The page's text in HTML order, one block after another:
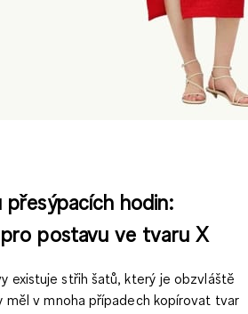
přesýpacích hodin:
postavu ve tvaru X
existuje střih šatů, který je obzvláště
měl v mnoha případech kopírovat tvar